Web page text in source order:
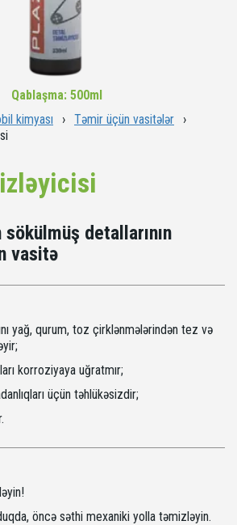
Qablaşma: 500ml
kimyası › Təmir üçün vasitələr ›
detallarının
vasitə
yağ, qurum, toz çirklənmələrindən tez və
korroziyaya uğratmır;
üçün təhlükəsizdir;
öncə səthi mexaniki yolla təmizləyin.